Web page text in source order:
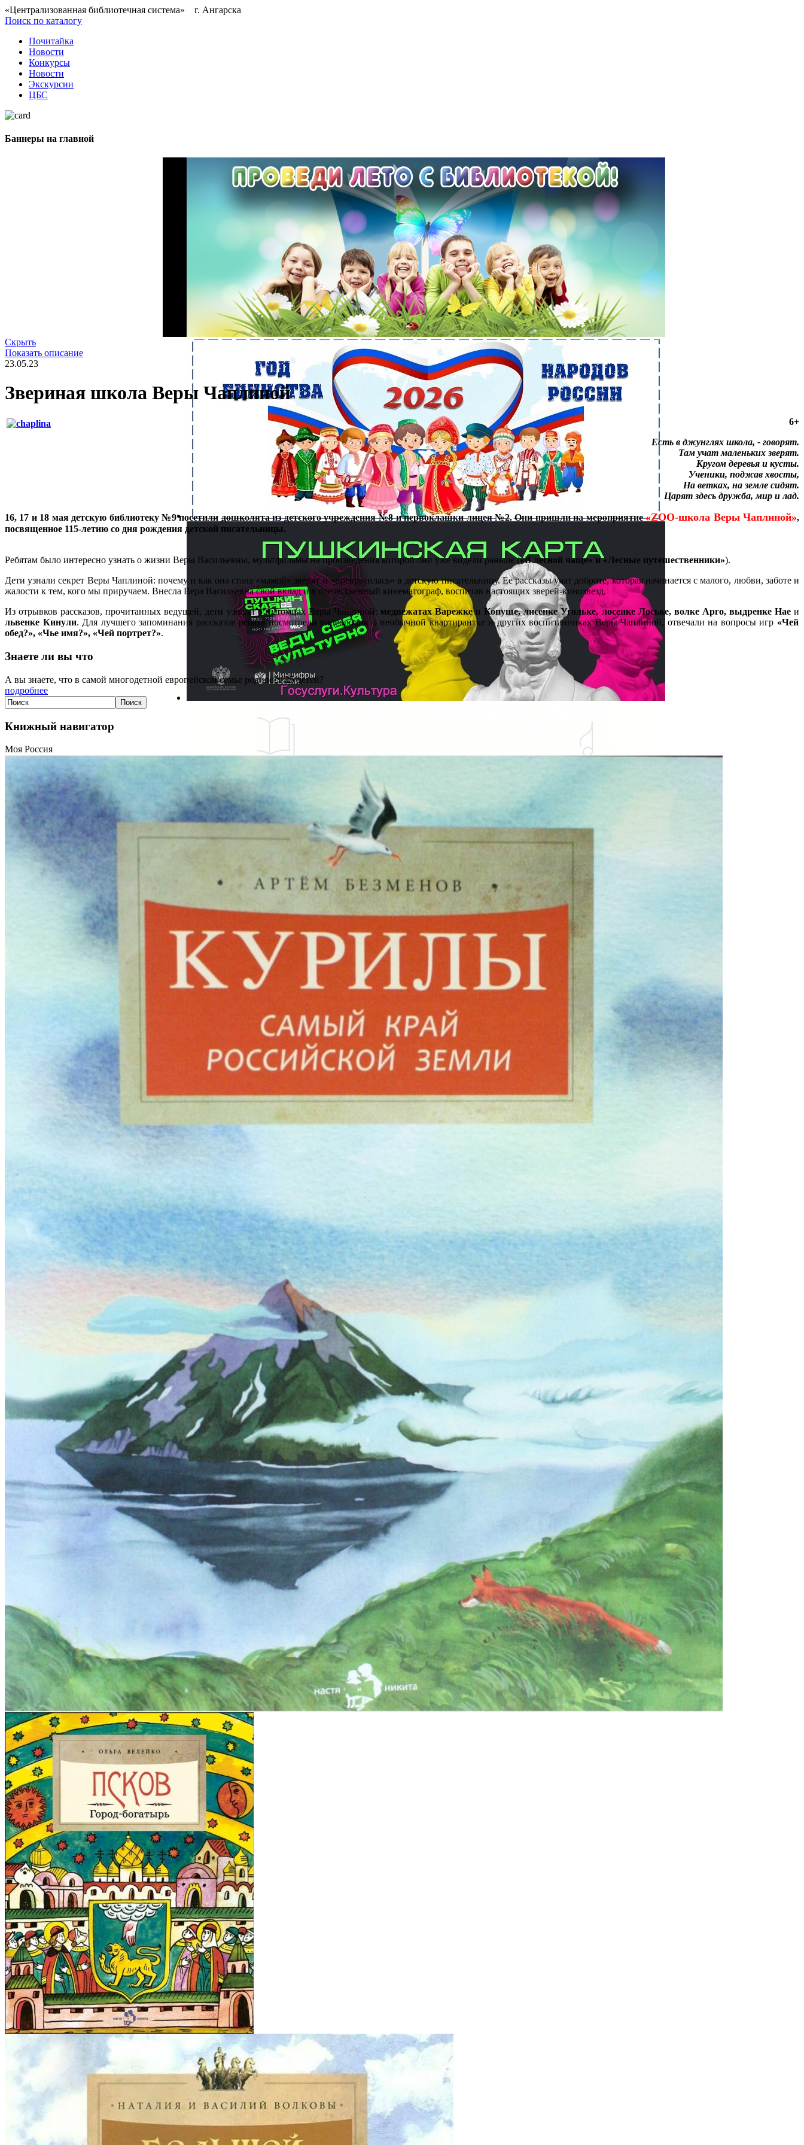
«Централизованная библиотечная система» г. Ангарска
Поиск по каталогу
Почитайка
Новости
Конкурсы
Новости
Экскурсии
ЦБС
Баннеры на главной
Скрыть
Показать описание
23.05.23
Звериная школа Веры Чаплиной
6+
Есть в джунглях школа, - говорят.
Там учат маленьких зверят.
Кругом деревья и кусты.
Ученики, поджав хвосты,
На ветках, на земле сидят.
Царят здесь дружба, мир и лад.
16, 17 и 18 мая детскую библиотеку №9 посетили дошколята из детского учреждения №8 и первоклашки лицея №2. Они пришли на мероприятие«ZOO-школа Веры Чаплиной»,
посвященное 115-летию со дня рождения детской писательницы.
Ребятам было интересно узнать о жизни Веры Васильевны, мультфильмы на произведения которой они уже видели раньше («В лесной чаще» и «Лесные путешественники»).
Дети узнали секрет Веры Чаплиной: почему и как она стала «мамой» зверят и «превратилась» в детскую писательницу. Ее рассказы учат доброте, которая начинается с малого, любви, заботе и
жалости к тем, кого мы приручаем. Внесла Вера Васильевна свой вклад и в отечественный кинематограф, воспитав настоящих зверей-кинозвезд.
Из отрывков рассказов, прочитанных ведущей, дети узнали о питомцах Веры Чаплиной: медвежатах Варежкеи Копуше, лисенке Угольке, лосенке Лоське, волке Арго, выдренке Наеи
львенке Кинули. Для лучшего запоминания рассказов ребята посмотрели видеоролик о необычной квартирантке и других воспитанниках Веры Чаплиной, отвечали на вопросы игр «Чей
обед?», «Чье имя?», «Чей портрет?».
Знаете ли вы что
А вы знаете, что в самой многодетной европейской семье родилось 25 детей?
подробнее
Книжный навигатор
Моя Россия